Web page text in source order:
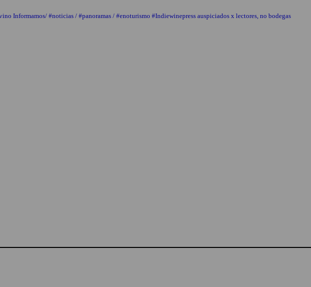
Informamos/ #noticias / #panoramas / #enoturismo #Indiewinepress auspiciados x lectores, no bodegas